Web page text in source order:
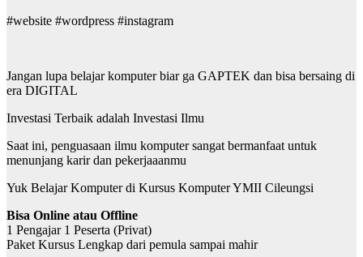
#website #wordpress #instagram
Jangan lupa belajar komputer biar ga GAPTEK dan bisa bersaing di
era DIGITAL
Investasi Terbaik adalah Investasi Ilmu
Saat ini, penguasaan ilmu komputer sangat bermanfaat untuk
menunjang karir dan pekerjaaanmu
Yuk Belajar Komputer di Kursus Komputer YMII Cileungsi
Bisa Online atau Offline
1 Pengajar 1 Peserta (Privat)
Paket Kursus Lengkap dari pemula sampai mahir